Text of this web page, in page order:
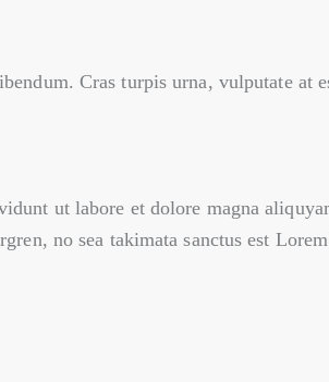
Cras turpis urna, vulputate at
ut labore et dolore magna
no sea takimata sanctus est